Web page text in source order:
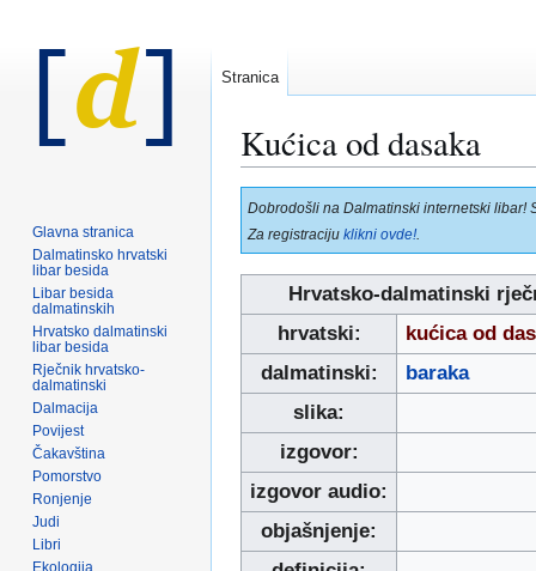
Kućica od dasaka
Prijeđi
na
navigaciju
Prijeđi
na
pretraživanje
Dobrodošli na Dalmatinski internetski libar!
Za registraciju klikni ovde!
Hrvatsko-dalmatinski
hrvatski:
kućica od
dalmatinski:
baraka
slika:
izgovor:
izgovor audio:
objašnjenje:
Stranica
Glavna stranica
Dalmatinsko hrvatski
libar besida
Libar besida
dalmatinskih
Hrvatsko dalmatinski
libar besida
Rječnik hrvatsko-
dalmatinski
Dalmacija
Povijest
Čakavština
Pomorstvo
Ronjenje
Judi
Libri
Ekologija